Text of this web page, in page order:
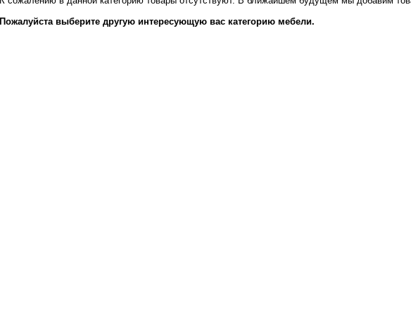
Пожалуйста выберите другую интересующую вас категорию мебели.